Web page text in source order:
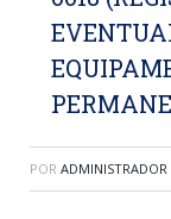
POR ADMINISTRADOR